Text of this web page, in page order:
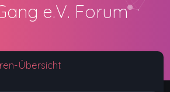
e.V. Forum
Übersicht